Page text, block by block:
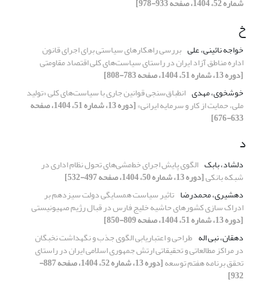
خ
خواجه نائینی، علی بررسی راهکارهای سیاستی برای اجرای قانون
اداره مناطق آزاد ایران در راستای سیاست‌های کلی اقتصاد مقاومتی
[دوره 13، شماره 51، 1404، صفحه 783-808]
خوشخوی، مهدی انطباق‌سنجی قوانین جاری با سیاست‌های کلی «تولید
ملی، حمایت از کار و سرمایه ایرانی» [دوره 13، شماره 51، 1404، صفحه
633-676]
د
دلشاد، بابک الگوی پایش اجرای خط‌مشی‌های تحول نظام اداری در
شبکه بانکی[دوره 13، شماره 50، 1404، صفحه 497-532]
دهشیری، محمدرضا تاثیر سیاست همسایگی دولت سیزدهم بر
ادراک سازی کشورهای حاشیه خلیج فارس در قبال رژیم صهیونیستی
[دوره 13، شماره 51، 1404، صفحه 809-850]
دهقان، نبی اله طراحی و اعتباریابی الگوی جذب و نگهداشت نخبگان
در مراکز مطالعاتی و تحقیقاتی ارتش جمهوری اسلامی ایران در راستای
تحقق برنامه هفتم توسعه [دوره 13، شماره 52، 1404، صفحه 887-
932]